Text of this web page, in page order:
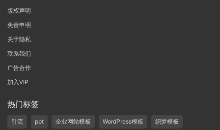
版权声明
免责申明
关于隐私
联系我们
广告合作
加入VIP
热门标签
引流 ppt 企业网站模板 WordPress模板 织梦模板